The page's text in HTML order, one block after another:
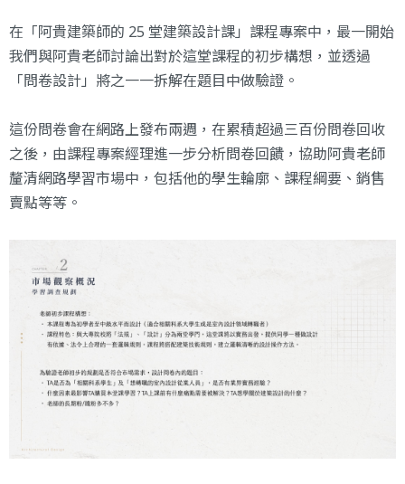
在 「阿貴建築師的 25 堂建築設計課」 課程專案中，最一開始
我們與阿貴老師討論出對於這堂課程的初步構想，並透過
「問卷設計」將之一一拆解在題目中做驗證。
這份問卷會在網路上發布兩週，在累積超過三百份問卷回收
之後，由課程專案經理進一步分析問卷回饋，協助阿貴老師
釐清網路學習市場中，包括他的學生輪廓、課程綱要、銷售
賣點等等。